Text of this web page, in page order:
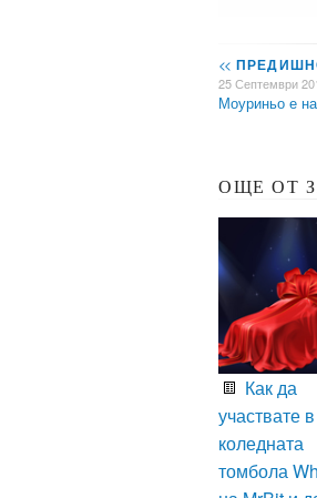
<<
25 Септември
Моуриньо е
ОЩЕ ОТ
Как да
участвате в
коледната
томбола